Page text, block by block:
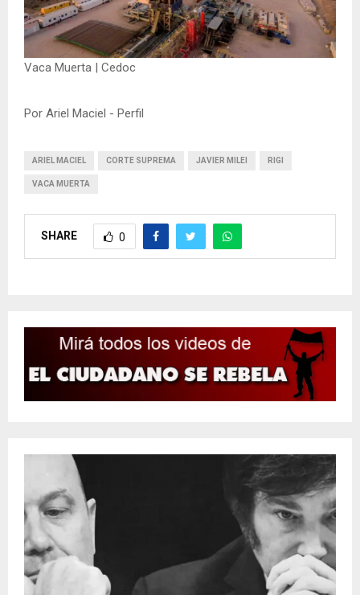
Vaca Muerta | Cedoc
Por Ariel Maciel - Perfil
ARIEL MACIEL CORTE SUPREMA JAVIER MILEI RIGI
VACA MUERTA
SHARE 0